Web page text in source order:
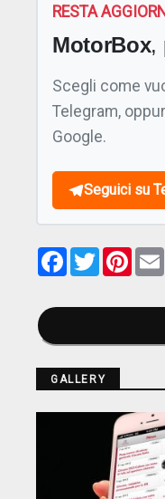
RESTA
MotorBox,
Scegli come
Telegram,
Google.
Seguici su
Facebook
Twitter
GALLERY